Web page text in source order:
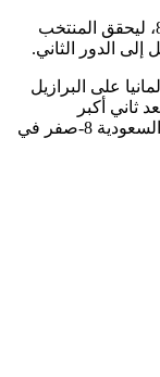
واختتم يوشوا كيميتش السباعية في الدقيقة 88، ليحقق المنتخب
إلى الدور الثاني.
على البرازيل
مونديال 2014، كما يعد ثاني أكبر
انتصاراتها في دور المجموعات بعد فوزها على السعودية 8-صفر في